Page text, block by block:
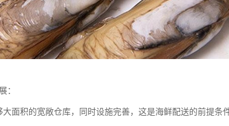
：
面积的宽敞仓库，同时设施完善，这是海鲜配送的前提条